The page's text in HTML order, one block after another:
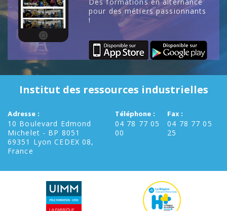
pour des métiers passionnants
!
Institut des ressources industrielles
Adresse :
10 Boulevard Edmond
Michelet - BP 8051
69351 Lyon CEDEX 08,
France
Téléphone :
04 78 77 05
00
Fax :
04 78 77 05
25